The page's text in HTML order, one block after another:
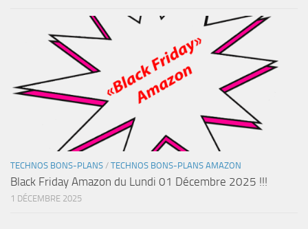
TECHNOS BONS-PLANS / TECHNOS BONS-PLANS AMAZON
Black Friday Amazon du Lundi 01 Décembre 2025 !!!
1 DÉCEMBRE 2025